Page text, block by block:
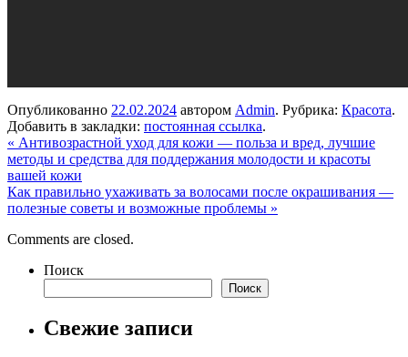
Опубликованно 22.02.2024 автором Admin. Рубрика: Красота.
Добавить в закладки: постоянная ссылка.
« Антивозрастной уход для кожи — польза и вред, лучшие
методы и средства для поддержания молодости и красоты
вашей кожи
Как правильно ухаживать за волосами после окрашивания —
полезные советы и возможные проблемы »
Comments are closed.
Поиск
Поиск
Свежие записи